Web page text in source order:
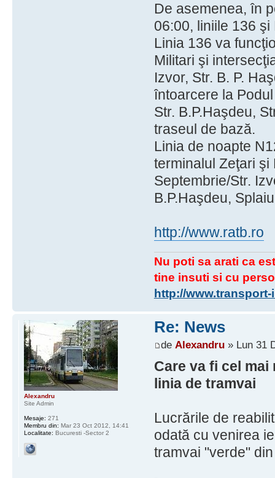
De asemenea, în
06:00, liniile 136
Linia 136 va
Militari şi
Izvor, Str. B. P.
întoarcere la
Str. B.P.Haşdeu,
traseul de bază.
Linia de noapte
terminalul Zeţari şi
Septembrie/Str.
B.P.Haşdeu,
http://www.ratb.ro
Nu poti sa arati ca
tine insuti si cu
http://
Re: News
de Alexandru» Lun 31
Care va fi cel
linia de tramvai
Lucrările de
odată cu venirea
tramvai "verde"
Alexandru
Site Admin
Mesaje: 271
Membru din: Mar 23 Oct 2012, 14:41
Localitate: Bucuresti -Sector 2